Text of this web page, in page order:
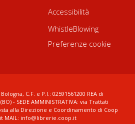
Accessibilità
WhistleBlowing
Preferenze cookie
C.F. e P.I.: 02591561200 REA di
- SEDE AMMINISTRATIVA: via Trattati
alla Direzione e Coordinamento di Coop
MAIL: info@librerie.coop.it